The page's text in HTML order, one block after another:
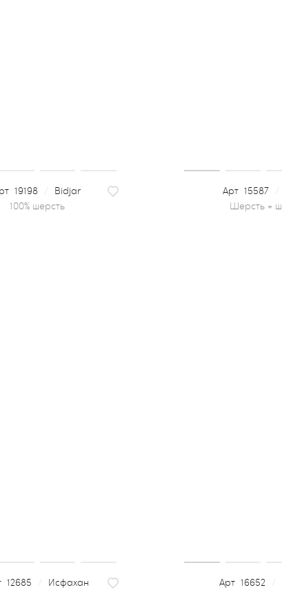
19198
Bidjar
100% шерсть
15587
12685
Исфахан
16652